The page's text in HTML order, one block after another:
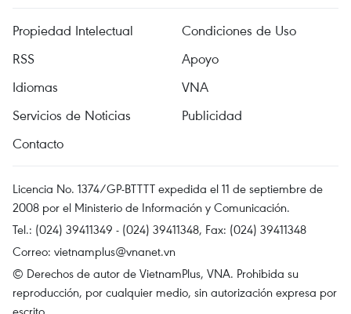
Propiedad Intelectual
Condiciones de Uso
RSS
Apoyo
Idiomas
VNA
Servicios de Noticias
Publicidad
Contacto
Licencia No. 1374/GP-BTTTT expedida el 11 de septiembre de
2008 por el Ministerio de Información y Comunicación.
Tel.: (024) 39411349 - (024) 39411348, Fax: (024) 39411348
Correo: vietnamplus@vnanet.vn
© Derechos de autor de VietnamPlus, VNA. Prohibida su
reproducción, por cualquier medio, sin autorización expresa por